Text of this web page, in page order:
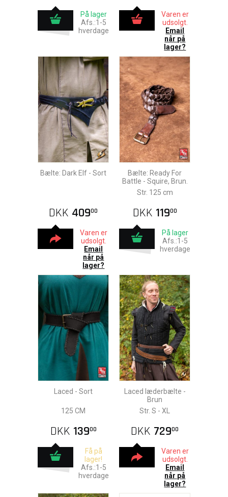
På lager
Afs.:1-5
hverdage
Varen er
udsolgt.
Email
når på
lager?
Bælte: Dark Elf - Sort
DKK 40900
Varen er
udsolgt.
Email
når på
lager?
Bælte: Ready For
Battle - Squire, Brun.
Str. 125 cm
DKK 11900
På lager
Afs.:1-5
hverdage
Laced - Sort
125 CM
DKK 13900
Få på
lager!
Afs.:1-5
hverdage
Laced læderbælte -
Brun
Str. S - XL
DKK 72900
Varen er
udsolgt.
Email
når på
lager?